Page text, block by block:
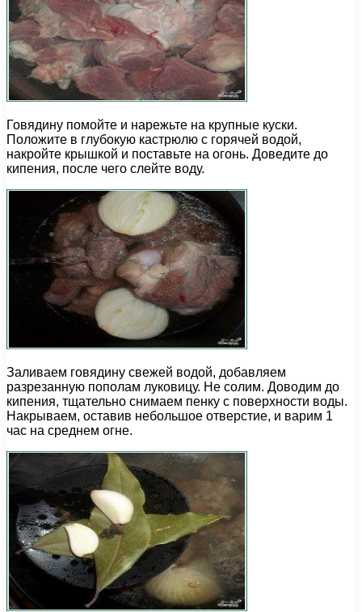
Говядину помойте и нарежьте на крупные куски.
Положите в глубокую кастрюлю с горячей водой,
накройте крышкой и поставьте на огонь. Доведите до
кипения, после чего слейте воду.
Заливаем говядину свежей водой, добавляем
разрезанную пополам луковицу. Не солим. Доводим до
кипения, тщательно снимаем пенку с поверхности воды.
Накрываем, оставив небольшое отверстие, и варим 1
час на среднем огне.